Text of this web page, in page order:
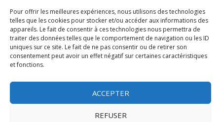
Pour offrir les meilleures expériences, nous utilisons des technologies
telles que les cookies pour stocker et/ou accéder aux informations des
appareils. Le fait de consentir à ces technologies nous permettra de
traiter des données telles que le comportement de navigation ou les ID
uniques sur ce site. Le fait de ne pas consentir ou de retirer son
consentement peut avoir un effet négatif sur certaines caractéristiques
et fonctions.
ACCEPTER
REFUSER